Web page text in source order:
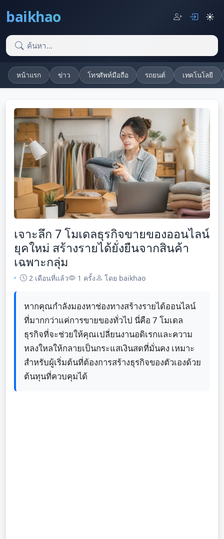
baikhao ☀️
หน้าแรก ข่าว โทรศัพท์มือถือ รถยนต์ เทคโนโลยี
เจาะลึก 7 โมเดลธุรกิจขายของออนไลน์
ยุคใหม่ สร้างรายได้ยั่งยืนจากสินค้า
เฉพาะกลุ่ม
2 เดือนที่แล้ว 1 ครั้ง โดย baikhao
หากคุณกำลังมองหาช่องทางสร้างรายได้ออนไลน์
ที่มากกว่าแค่การขายของทั่วไป นี่คือ 7 โมเดล
ธุรกิจที่จะช่วยให้คุณเปลี่ยนงานอดิเรกและความ
หลงใหลให้กลายเป็นกระแสเงินสดที่มั่นคง เหมาะ
สำหรับผู้เริ่มต้นที่ต้องการสร้างธุรกิจของตัวเองด้วย
ต้นทุนที่ควบคุมได้